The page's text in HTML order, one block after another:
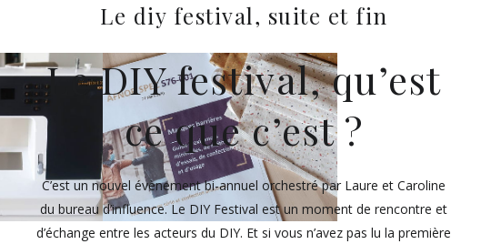
Le diy festival, suite et fin
Le DIY festival, qu’est
ce que c’est ?
C’est un nouvel évènement bi-annuel orchestré par Laure et Caroline
du bureau d’influence. Le DIY Festival est un moment de rencontre et
d’échange entre les acteurs du DIY. Et si vous n’avez pas lu la première